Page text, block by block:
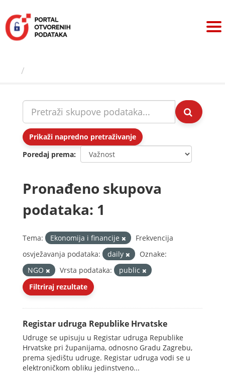
sadržaj
Prikaži napredno pretraživanje
Poredaj prema
Pronađeno skupova
podataka: 1
Tema: Ekonomija i financije
Frekvencija
osvježavanja podataka:
daily
Oznake:
NGO
Vrsta podataka:
public
Filtriraj rezultate
Registar udruga Republike Hrvatske
Udruge se upisuju u Registar udruga Republike
Hrvatske pri županijama, odnosno Gradu Zagrebu,
prema sjedištu udruge. Registar udruga vodi se u
elektroničkom obliku jedinstveno...